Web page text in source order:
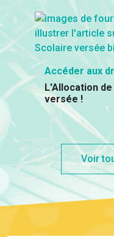
Accéder aux
L'Allocation
versée !
Voir